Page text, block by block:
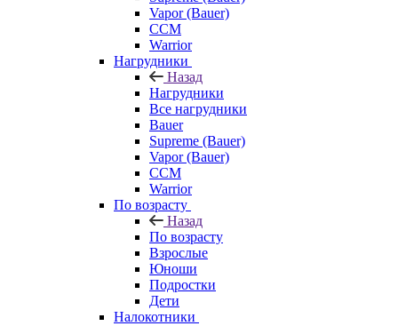
Vapor (Bauer)
CCM
Warrior
Нагрудники
Назад
Нагрудники
Все нагрудники
Bauer
Supreme (Bauer)
Vapor (Bauer)
CCM
Warrior
По возрасту
Назад
По возрасту
Взрослые
Юноши
Подростки
Дети
Налокотники